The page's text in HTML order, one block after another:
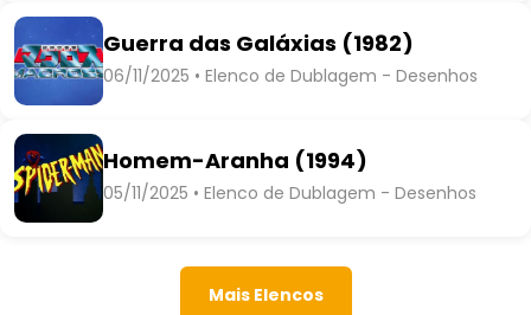
Guerra das Galáxias (1982)
06/11/2025 • Elenco de Dublagem - Desenhos
Homem-Aranha (1994)
05/11/2025 • Elenco de Dublagem - Desenhos
Mais Elencos